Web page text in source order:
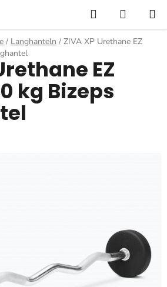
Suchen
/ Langhanteln / ZIVA XP Urethane EZ
EZ
kg Bizeps